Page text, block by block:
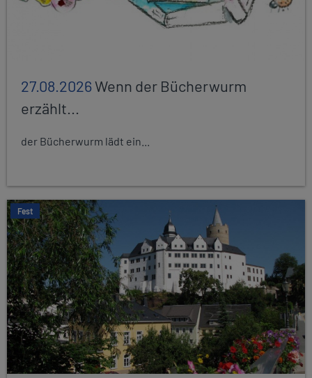
27.08.2026Wenn der Bücherwurm
erzählt...
der Bücherwurm lädt ein...
Fest